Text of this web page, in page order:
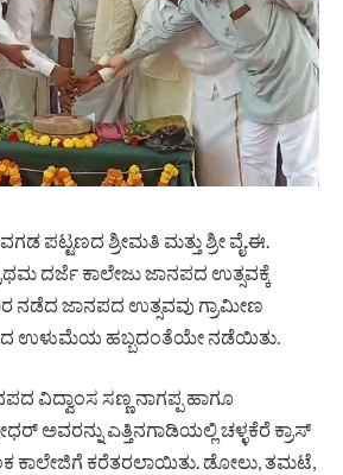
ಪಟ್ಟಣದ ಶ್ರೀಮತಿ ಮತ್ತು ಶ್ರೀ ವೈ.ಈ.
ದರ್ಜೆ ಕಾಲೇಜು ಜಾನಪದ ಉತ್ಸವಕ್ಕೆ
ನಡೆದ ಜಾನಪದ ಉತ್ಸವವು ಗ್ರಾಮೀಣ
ಉಳುಮೆಯ ಹಬ್ಬದಂತೆಯೇ ನಡೆಯಿತು.
ವಿದ್ವಾಂಸ ಸಣ್ಣ ನಾಗಪ್ಪ ಹಾಗೂ
ಅವರನ್ನು ಎತ್ತಿನಗಾಡಿಯಲ್ಲಿ ಚಳ್ಳಕೆರೆ ಕ್ರಾಸ್
ಕರೆತರಲಾಯಿತು. ಡೋಲು, ತಮಟೆ,